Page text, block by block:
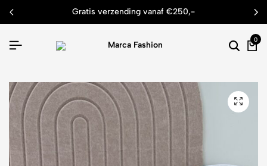
gratis verzending vanaf €250,-
0